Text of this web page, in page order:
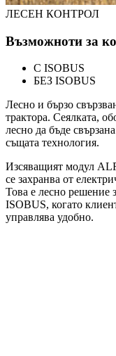
ЛЕСЕН КОНТРОЛ
Възможноти за
С ISOBUS
БЕЗ ISOBUS
Лесно и бързо
трактора. Сеялката,
лесно да бъде
същата технология.
Изсяващият модул
се захранва от
Това е лесно решение
ISOBUS, когато
управлява удобно.